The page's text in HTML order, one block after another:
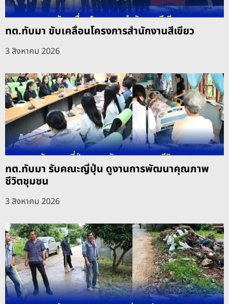
ทต.ทับมา ขับเคลื่อนโครงการสำนักงานสีเขียว
3 สิงหาคม 2026
ทต.ทับมา รับคณะญี่ปุ่น ดูงานการพัฒนาคุณภาพ
ชีวิตชุมชน
3 สิงหาคม 2026